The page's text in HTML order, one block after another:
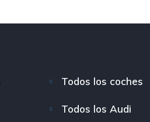
Todos los coches
Todos los Audi